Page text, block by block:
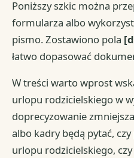
Poniższy szkic można
formularza albo
pismo. Zostawiono pola
łatwo dopasować
W treści warto wprost
urlopu rodzicielskiego w
doprecyzowanie
albo kadry będą pytać,
urlopu rodzicielskiego, czy